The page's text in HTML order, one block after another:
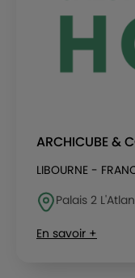
ARCHICUBE &
LIBOURNE -
Palais 2
En savoir +